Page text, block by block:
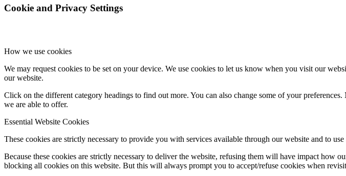
Cookie and Privacy Settings
How we use cookies
We may request cookies to be set on your device. We use cookies to let us know when you visit our
our website.
Click on the different category headings to find out more. You can also change some of your
we are able to offer.
Essential Website Cookies
These cookies are strictly necessary to provide you with services available through our website and to use
Because these cookies are strictly necessary to deliver the website, refusing them will have impact how
blocking all cookies on this website. But this will always prompt you to accept/refuse cookies when